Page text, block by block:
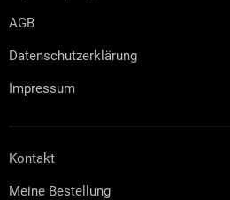
AGB
Datenschutzerklärung
Impressum
Kontakt
Meine Bestellung